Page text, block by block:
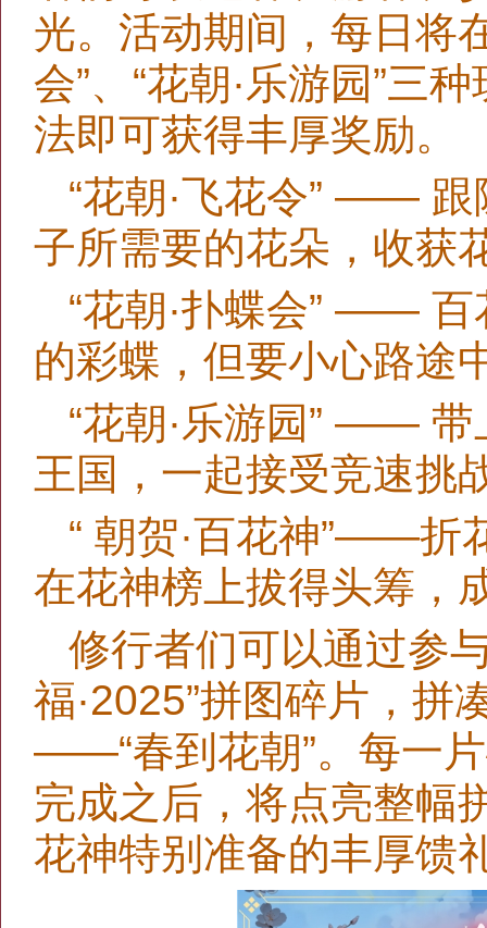
光。活动期间，每日将
会”、“花朝·乐游园”三
法即可获得丰厚奖励。
“花朝·飞花令” ——
子所需要的花朵，收获
“花朝·扑蝶会” ——
的彩蝶，但要小心路途
“花朝·乐游园” ——
王国，一起接受竞速挑
“ 朝贺·百花神”——折
在花神榜上拔得头筹，
修行者们可以通过参
福·2025”拼图碎片，拼
——“春到花朝”。每一
完成之后，将点亮整幅
花神特别准备的丰厚馈